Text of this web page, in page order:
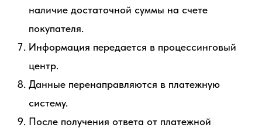
наличие достаточной суммы на счете
покупателя.
Информация передается в процессинговый
центр.
Данные перенаправляются в платежную
систему.
После получения ответа от платежной